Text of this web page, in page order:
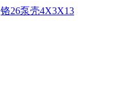
铬26泵壳4X3X13